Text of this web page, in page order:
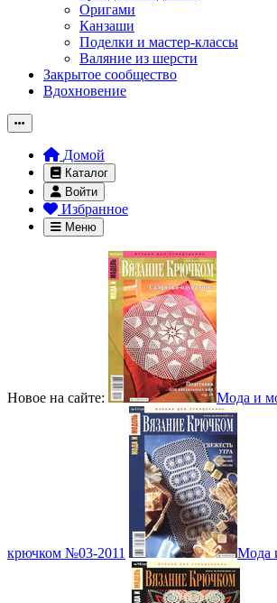
Оригами
Канзаши
Поделки и мастер-классы
Валяние из шерсти
Закрытое сообщество
Вдохновение
Домой
Каталог
Войти
Избранное
Меню
Новое на сайте: Мода и
крючком №03-2011 Мода